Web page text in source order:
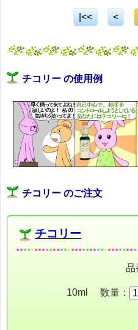
|<< <
チコリー の使用例
チコリー のご注文
チコリー
品
10ml 数量：